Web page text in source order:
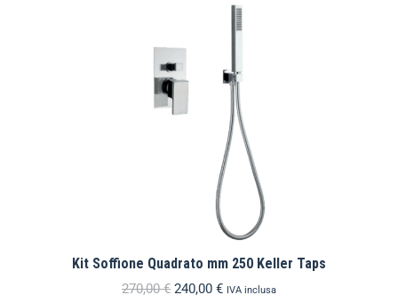
Kit Soffione Quadrato mm 250 Keller Taps
270,00€ 240,00 € IVA inclusa